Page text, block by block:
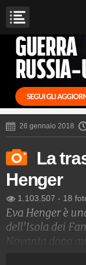
26 gennaio 2018
La
Henger
1.103.507 - 18
Eva Henger è
dell'Isola dei
Novanta dopo